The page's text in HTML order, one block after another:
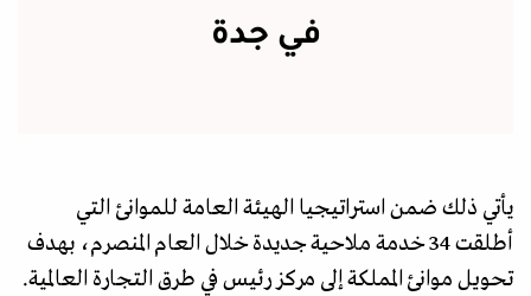
في جدة
يأتي ذلك ضمن استراتيجيا الهيئة العامة للموانئ التي
أطلقت 34 خدمة ملاحية جديدة خلال العام المنصرم، بهدف
تحويل موانئ المملكة إلى مركز رئيس في طرق التجارة العالمية.